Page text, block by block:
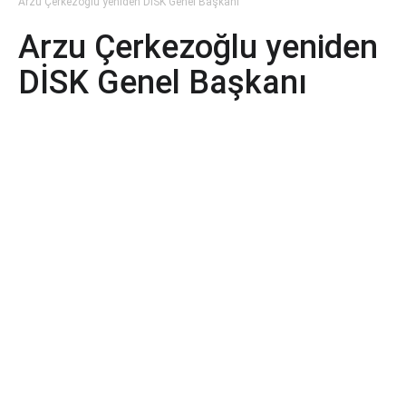
Arzu Çerkezoğlu yeniden
DİSK Genel Başkanı